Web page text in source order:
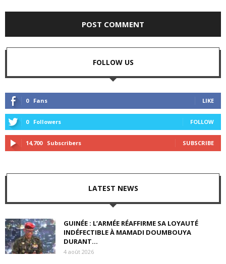
FOLLOW US
0 Fans LIKE
0 Followers FOLLOW
14,700 Subscribers SUBSCRIBE
LATEST NEWS
GUINÉE : L’ARMÉE RÉAFFIRME SA LOYAUTÉ
INDÉFECTIBLE À MAMADI DOUMBOUYA
DURANT...
4 août 2026